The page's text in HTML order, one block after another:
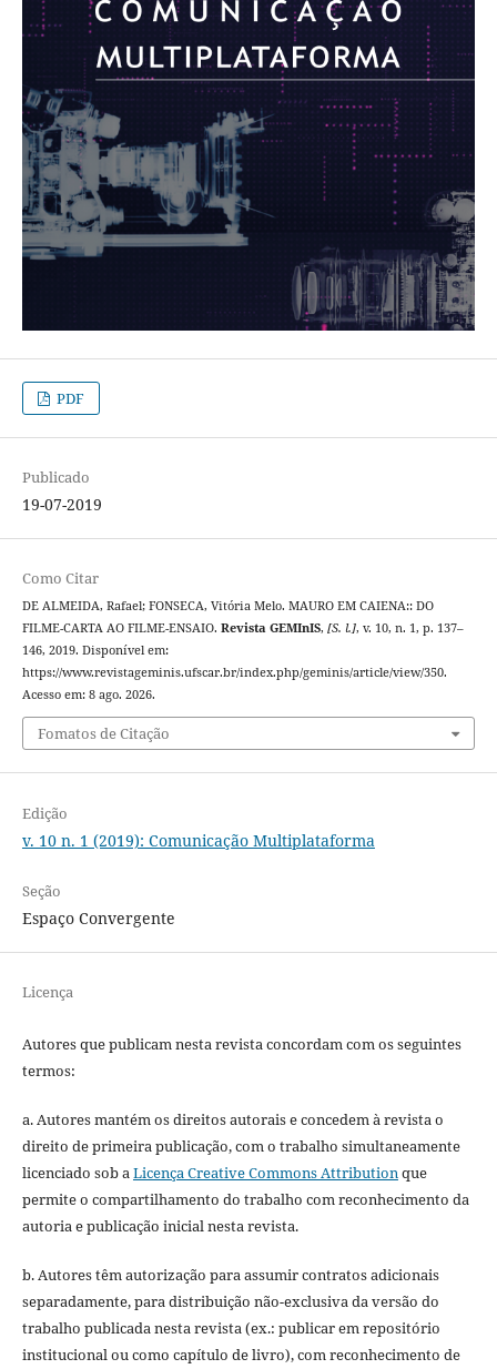
PDF
Publicado
19-07-2019
Como Citar
DE ALMEIDA, Rafael; FONSECA, Vitória Melo. MAURO EM CAIENA:: DO
FILME-CARTA AO FILME-ENSAIO. Revista GEMInIS, [S. l.], v. 10, n. 1, p. 137–
146, 2019. Disponível em:
https://www.revistageminis.ufscar.br/index.php/geminis/article/view/350.
Acesso em: 8 ago. 2026.
Fomatos de Citação
Edição
v. 10 n. 1 (2019): Comunicação Multiplataforma
Seção
Espaço Convergente
Licença
Autores que publicam nesta revista concordam com os seguintes
termos:
a. Autores mantém os direitos autorais e concedem à revista o
direito de primeira publicação, com o trabalho simultaneamente
licenciado sob a Licença Creative Commons Attribution que
permite o compartilhamento do trabalho com reconhecimento da
autoria e publicação inicial nesta revista.
b. Autores têm autorização para assumir contratos adicionais
separadamente, para distribuição não-exclusiva da versão do
trabalho publicada nesta revista (ex.: publicar em repositório
institucional ou como capítulo de livro), com reconhecimento de